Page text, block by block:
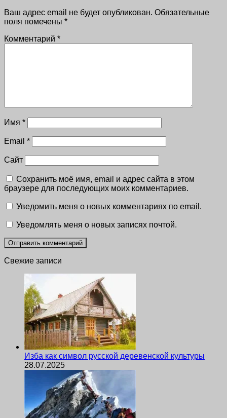
Ваш адрес email не будет опубликован. Обязательные
поля помечены *
Комментарий *
Имя *
Email *
Сайт
Сохранить моё имя, email и адрес сайта в этом
браузере для последующих моих комментариев.
Уведомить меня о новых комментариях по email.
Уведомлять меня о новых записях почтой.
Свежие записи
Изба как символ русской деревенской культуры
28.07.2025